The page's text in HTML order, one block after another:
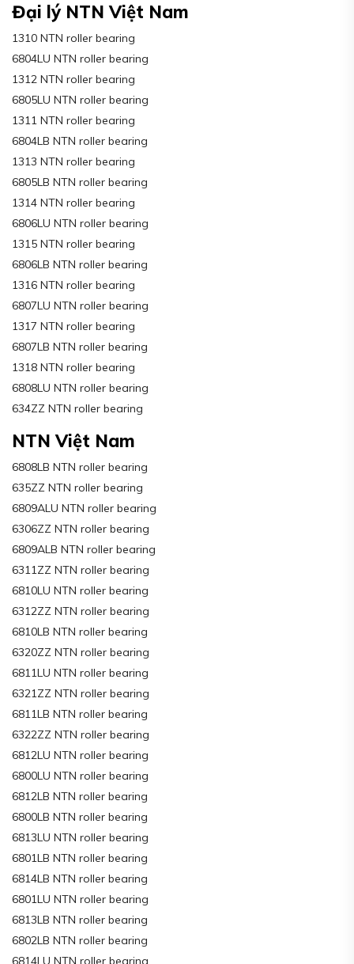
Đại lý NTN Việt Nam
1310 NTN roller bearing
6804LU NTN roller bearing
1312 NTN roller bearing
6805LU NTN roller bearing
1311 NTN roller bearing
6804LB NTN roller bearing
1313 NTN roller bearing
6805LB NTN roller bearing
1314 NTN roller bearing
6806LU NTN roller bearing
1315 NTN roller bearing
6806LB NTN roller bearing
1316 NTN roller bearing
6807LU NTN roller bearing
1317 NTN roller bearing
6807LB NTN roller bearing
1318 NTN roller bearing
6808LU NTN roller bearing
634ZZ NTN roller bearing
NTN Việt Nam
6808LB NTN roller bearing
635ZZ NTN roller bearing
6809ALU NTN roller bearing
6306ZZ NTN roller bearing
6809ALB NTN roller bearing
6311ZZ NTN roller bearing
6810LU NTN roller bearing
6312ZZ NTN roller bearing
6810LB NTN roller bearing
6320ZZ NTN roller bearing
6811LU NTN roller bearing
6321ZZ NTN roller bearing
6811LB NTN roller bearing
6322ZZ NTN roller bearing
6812LU NTN roller bearing
6800LU NTN roller bearing
6812LB NTN roller bearing
6800LB NTN roller bearing
6813LU NTN roller bearing
6801LB NTN roller bearing
6814LB NTN roller bearing
6801LU NTN roller bearing
6813LB NTN roller bearing
6802LB NTN roller bearing
6814LU NTN roller bearing